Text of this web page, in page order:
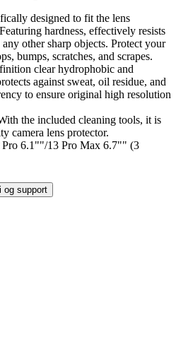
designed to fit the lens
hardness, effectively resists
other sharp objects. Protect your
bumps, scratches, and scrapes.
clear hydrophobic and
against sweat, oil residue, and
to ensure original high resolution
the included cleaning tools, it is
camera lens protector.
6.1""/13 Pro Max 6.7"" (3
og support